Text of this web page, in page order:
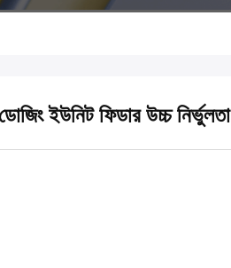
ইউনিট ফিডার উচ্চ নির্ভুলতা